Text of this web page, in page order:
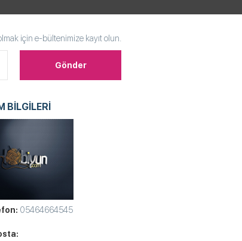
için e-bültenimize kayıt olun.
BİLGİLERİ
05464664545